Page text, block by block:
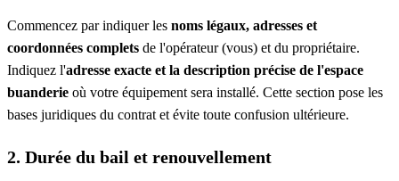
Commencez par indiquer les noms légaux, adresses et
coordonnées complets de l'opérateur (vous) et du propriétaire.
Indiquez l'adresse exacte et la description précise de l'espace
buanderie où votre équipement sera installé. Cette section pose les
bases juridiques du contrat et évite toute confusion ultérieure.
2. Durée du bail et renouvellement